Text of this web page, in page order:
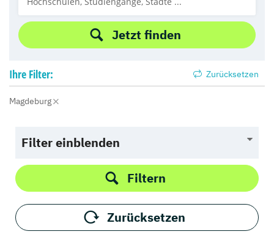
Jetzt finden
Ihre Filter: Zurücksetzen
Magdeburg
Filter einblenden
Filtern
Zurücksetzen